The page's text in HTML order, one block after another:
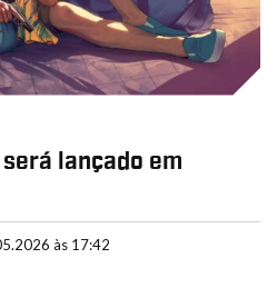
lançado em
às 17:42